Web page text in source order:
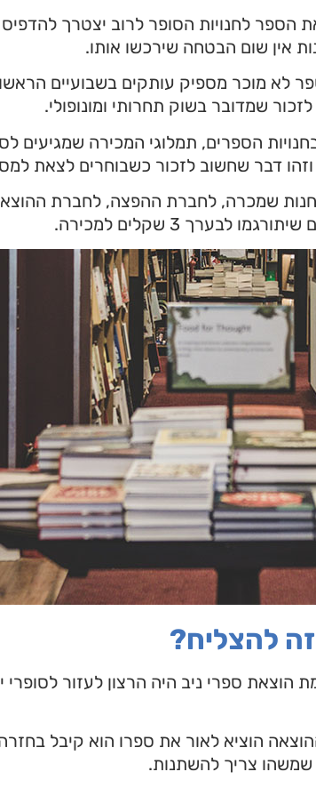
הספר לחנויות הסופר לרוב יצטרך
אין שום הבטחה שירכשו אותו.
לא מוכר מספיק עותקים בשבועיים
שמדובר בשוק תחרותי ומונופולי.
הספרים, תמלוגי המכירה שמגיעים
דבר שחשוב לזכור כשבוחרים לצאת
שמכרה, לחברת ההפצה, לחברת
לבערך 3 שקלים למכירה.
להצליח?
הוצאת ספרי ניב היה הרצון לעזור
הוציא לאור את ספרו הוא קיבל
שמשהו צריך להשתנות.